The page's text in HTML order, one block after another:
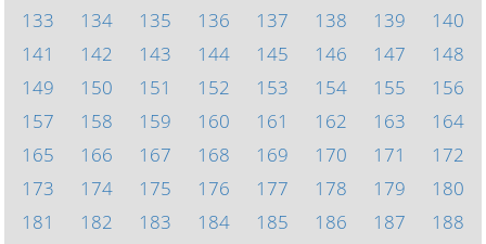
133
134 135 136 137 138 139
140
141
142 143 144 145 146 147
148
149
150 151 152 153 154 155
156
157
158 159 160 161 162 163
164
165
166 167 168 169 170 171
172
173
174 175 176 177 178 179
180
181
182 183 184 185 186 187
188